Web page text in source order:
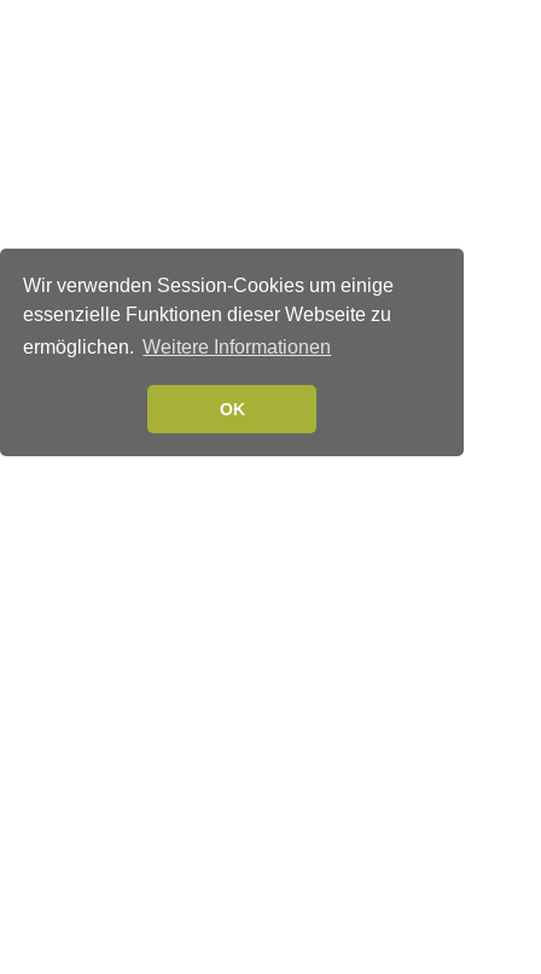
Wir verwenden Session-Cookies um einige
essenzielle Funktionen dieser Webseite zu
ermöglichen. Weitere Informationen
OK